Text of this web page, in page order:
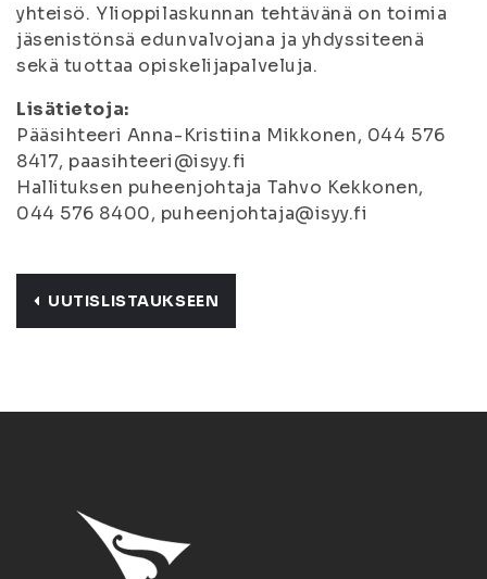
yhteisö. Ylioppilaskunnan tehtävänä on toimia
jäsenistönsä edunvalvojana ja yhdyssiteenä
sekä tuottaa opiskelijapalveluja.
Lisätietoja:
Pääsihteeri Anna-Kristiina Mikkonen, 044 576
8417, paasihteeri@isyy.fi
Hallituksen puheenjohtaja Tahvo Kekkonen,
044 576 8400, puheenjohtaja@isyy.fi
UUTISLISTAUKSEEN